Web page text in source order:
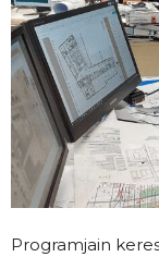
Programjain